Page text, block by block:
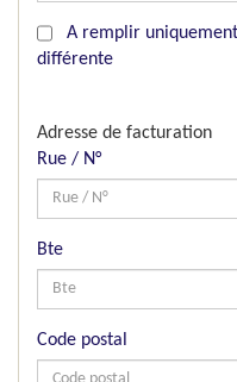
A remplir
différente
Adresse de facturation
Rue / N°
Bte
Code postal